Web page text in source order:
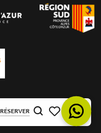
RÉSERVER
Voir les favoris
Recherche
FR